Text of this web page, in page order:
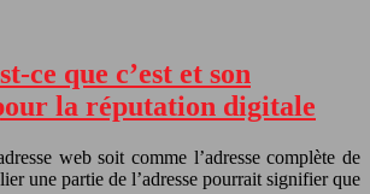
ce que c’est et son
la réputation digitale
web soit comme l’adresse complète de
une partie de l’adresse pourrait signifier que